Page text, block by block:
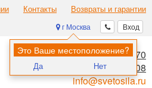
Контакты Возвраты и гарантии
Вход
г Москва
Это Ваше местоположение?
Да Нет
8 (495) 970-00-70
8 (800) 700-11-08
info@svetosila.ru